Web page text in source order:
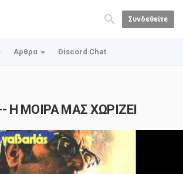
Συνδεθείτε
Αρθρα Discord Chat
Η ΜΟΙΡΑ ΜΑΣ ΧΩΡΙΖΕΙ